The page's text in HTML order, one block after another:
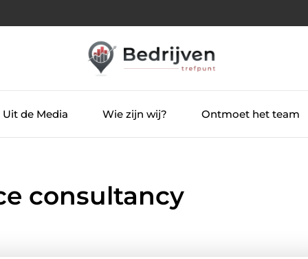
Uit de Media Wie zijn wij? Ontmoet het team
consultancy